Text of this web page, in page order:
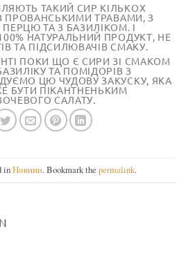
ТАКИЙ СИР КІЛЬКОХ
ПРОВАНСЬКИМИ ТРАВАМИ, З
ТА З БАЗИЛІКОМ. І
НАТУРАЛЬНИЙ ПРОДУКТ, НЕ
ТА ПІДСИЛЮВАЧІВ СМАКУ.
ПОКИ ЩО Є СИРИ ЗІ СМАКОМ
ТА ПОМІДОРІВ З
ЦЮ ЧУДОВУ ЗАКУСКУ, ЯКА
БУТИ ПІКАНТНЕНЬКИМ
САЛАТУ.
inНовини. Bookmark the permalink.